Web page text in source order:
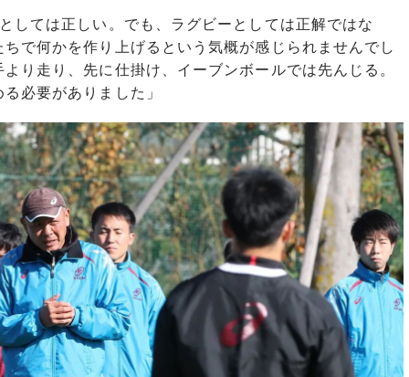
しては正しい。でも、ラグビーとしては正解ではな
で何かを作り上げるという気概が感じられませんでし
り走り、先に仕掛け、イーブンボールでは先んじる。
必要がありました」